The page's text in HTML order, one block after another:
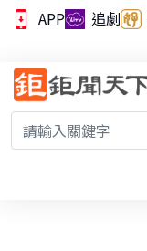
APP 追劇